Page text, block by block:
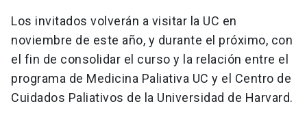
Los invitados volverán a visitar la UC en
noviembre de este año, y durante el próximo, con
el fin de consolidar el curso y la relación entre el
programa de Medicina Paliativa UC y el Centro de
Cuidados Paliativos de la Universidad de Harvard.